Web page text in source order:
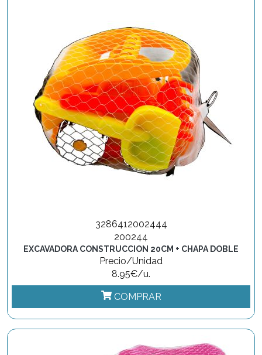
3286412002444
200244
EXCAVADORA CONSTRUCCION 20CM + CHAPA DOBLE
Precio/Unidad
8.95€/u.
COMPRAR